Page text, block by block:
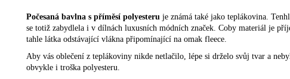
Počesaná bavlna s příměsí polyesteru je známá také jako teplákovina.
se totiž zabydlela i v dílnách luxusních módních značek. Coby materiál je
tahle látka odstávající vlákna připomínající na omak fleece.
Aby vás oblečení z teplákoviny nikde netlačilo, lépe si drželo svůj tvar a
obvykle i troška polyesteru.